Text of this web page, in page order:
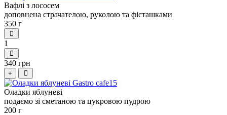
Вафлі з лососем
доповнена страчателою, руколою та фісташками
350 г
1
340 грн
+
Оладки яблуневі
подаємо зі сметаною та цукровою пудрою
200 г